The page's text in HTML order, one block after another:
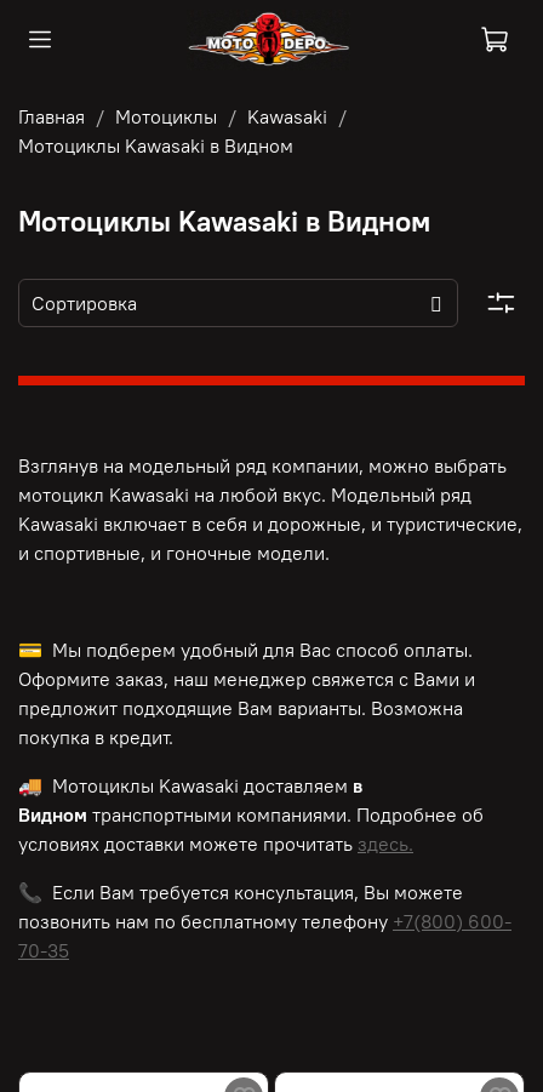
Главная Мотоциклы
Kawasaki
Мотоциклы Kawasaki в Видном
Мотоциклы Kawasaki в Видном
Взглянув на модельный ряд компании, можно выбрать
мотоцикл Kawasaki на любой вкус. Модельный ряд
Kawasaki включает в себя и дорожные, и туристические,
и спортивные, и гоночные модели.
💳 Мы подберем удобный для Вас способ оплаты.
Оформите заказ, наш менеджер свяжется с Вами и
предложит подходящие Вам варианты. Возможна
покупка в кредит.
🚚 Мотоциклы Kawasaki доставляем в
Видном транспортными компаниями. Подробнее об
условиях доставки можете прочитать здесь.
📞 Если Вам требуется консультация, Вы можете
позвонить нам по бесплатному телефону +7(800) 600-
70-35